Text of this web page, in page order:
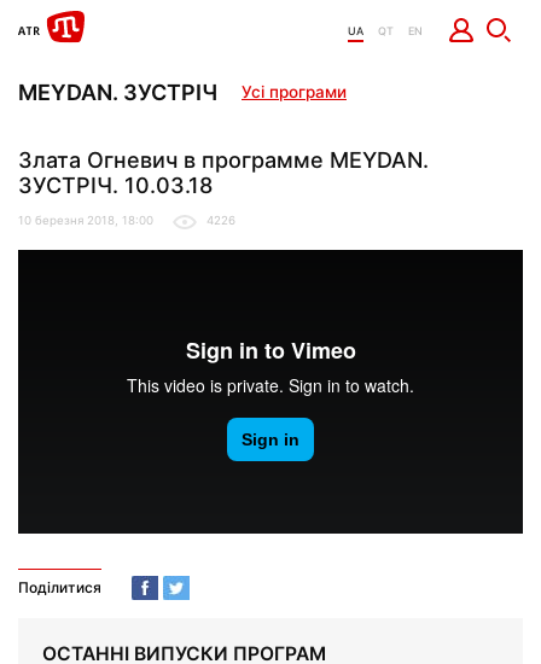
UA QT EN
MEYDAN. ЗУСТРІЧ Усі програми
Злата Огневич в программе MEYDAN.
ЗУСТРІЧ. 10.03.18
10 березня 2018, 18:00 4226
Поділитися
ОСТАННІ ВИПУСКИ ПРОГРАМ